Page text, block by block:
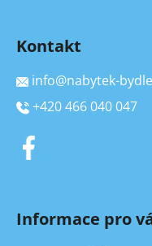
Kontakt
info@nabytek-
+420 466 040 047
Informace pro